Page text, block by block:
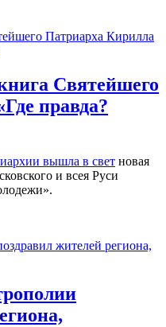
Святейшего
правда?
вышла в свет новая
и всея Руси